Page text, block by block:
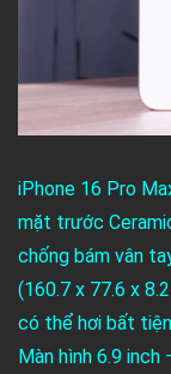
iPhone 16 Pro
mặt trước
chống bám vân
(160.7 x 77.6 x
có thể hơi bất
Màn hình 6.9